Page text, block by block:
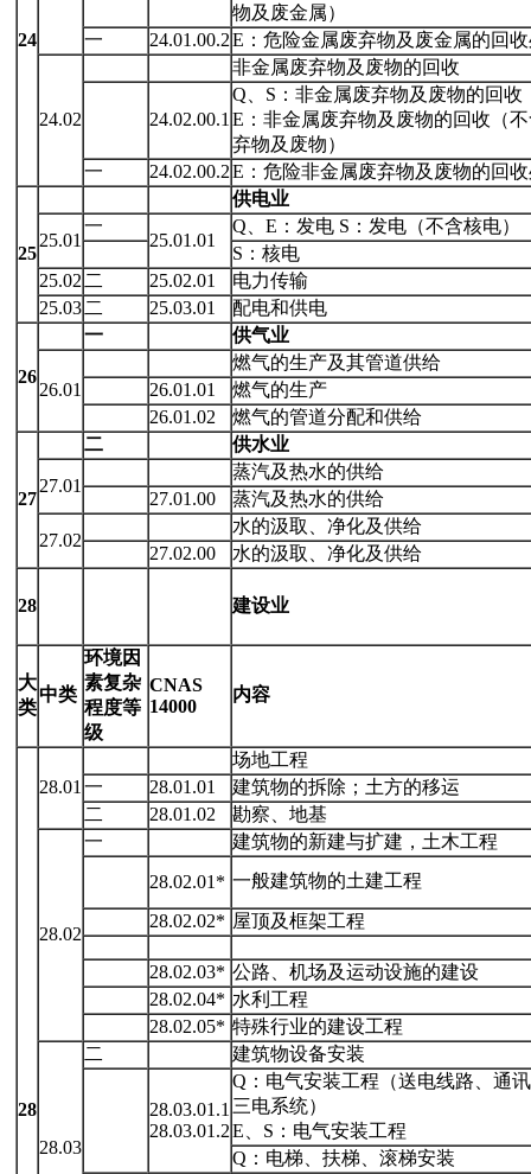
24
物及废金属）
一
24.01.00.2E：危险金属废弃物及废金属的回
24.02
非金属废弃物及废物的回收
24.02.00.1
Q、S：非金属废弃物及废物的回收
E：非金属废弃物及废物的回收（
弃物及废物）
一
24.02.00.2E：危险非金属废弃物及废物的回
25
供电业
25.01
一
25.01.01
Q、E：发电 S：发电（不含核电）
S：核电
25.02 二 25.02.01
电力传输
25.03 二 25.03.01 配电和供电
26
一 供气业
26.01
燃气的生产及其管道供给
26.01.01
燃气的生产
26.01.02
燃气的管道分配和供给
27
二 供水业
27.01
蒸汽及热水的供给
27.01.00
蒸汽及热水的供给
27.02
水的汲取、净化及供给
27.02.00
水的汲取、净化及供给
28 建设业
大
类
中类
环境因
素复杂
程度等
级
CNAS
14000
内容
28
28.01
场地工程
一
28.01.01
建筑物的拆除；土方的移运
二
28.01.02 勘察、地基
28.02
一
建筑物的新建与扩建，土木工程
28.02.01* 一般建筑物的土建工程
28.02.02* 屋顶及框架工程
28.02.03* 公路、机场及运动设施的建设
28.02.04* 水利工程
28.02.05* 特殊行业的建设工程
28.03
二 建筑物设备安装
28.03.01.1
28.03.01.2
Q：电气安装工程（送电线路、通
三电系统）
E、S：电气安装工程
Q：电梯、扶梯、滚梯安装